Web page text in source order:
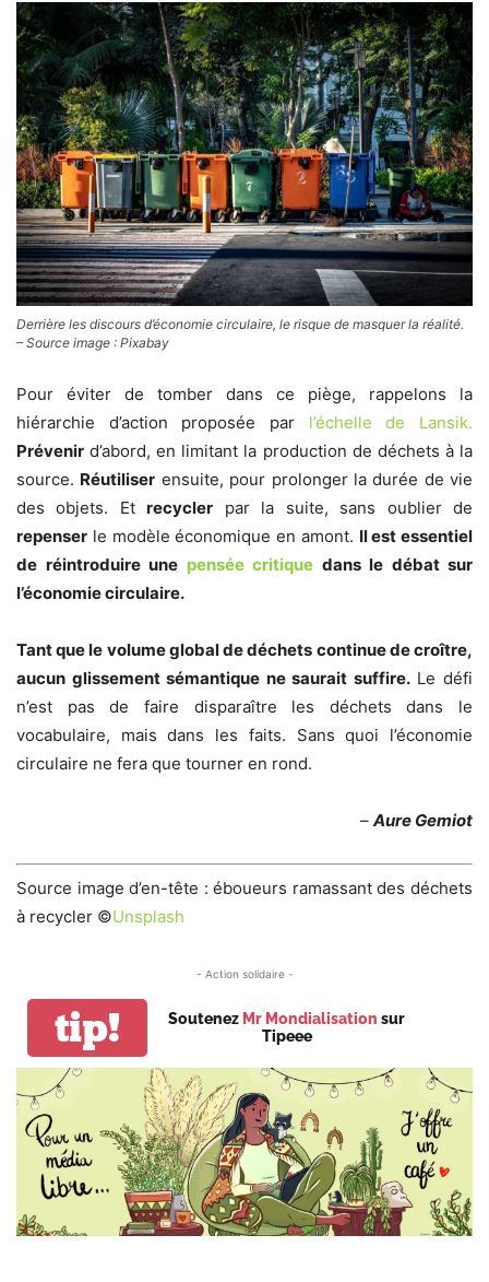
Derrière les discours d’économie circulaire, le risque de masquer la réalité.
– Source image : Pixabay
Pour éviter de tomber dans ce piège, rappelons la
hiérarchie d’action proposée par l’échelle de Lansik.
Prévenir d’abord, en limitant la production de déchets à la
source. Réutiliser ensuite, pour prolonger la durée de vie
des objets. Etrecycler par la suite, sans oublier de
repenser le modèle économique en amont. Il est essentiel
de réintroduire une pensée critique dans le débat sur
l’économie circulaire.
Tant que le volume global de déchets continue de croître,
aucun glissement sémantique ne saurait suffire.Le défi
n’est pas de faire disparaître les déchets dans le
vocabulaire, mais dans les faits. Sans quoi l’économie
circulaire ne fera que tourner en rond.
– Aure Gemiot
Source image d’en-tête : éboueurs ramassant des déchets
à recycler ©Unsplash
- Action solidaire -
tip! Soutenez Mr Mondialisation sur
Tipeee